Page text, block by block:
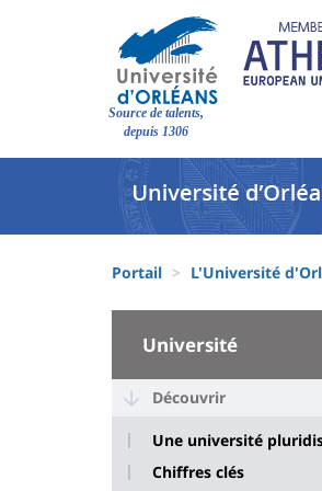
Site
Source de talents,
depuis 1306
Université
Block
liste
des
composantes
d'Ariane
Portail L'Université
University
Sidebar
Université
Découvrir
Une université
Chiffres clés